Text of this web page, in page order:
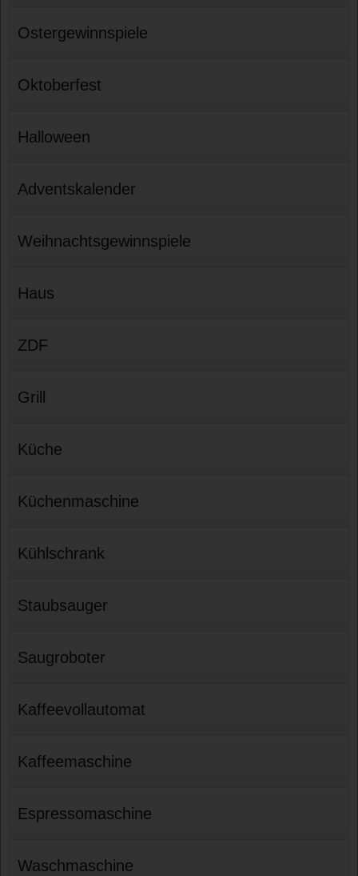
Ostergewinnspiele
Oktoberfest
Halloween
Adventskalender
Weihnachtsgewinnspiele
Haus
ZDF
Grill
Küche
Küchenmaschine
Kühlschrank
Staubsauger
Saugroboter
Kaffeevollautomat
Kaffeemaschine
Espressomaschine
Waschmaschine